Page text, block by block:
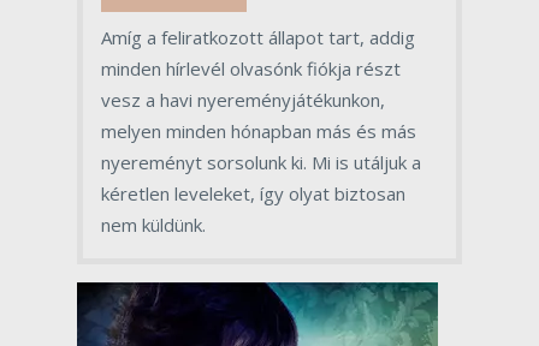
Amíg a feliratkozott állapot tart, addig
minden hírlevél olvasónk fiókja részt
vesz a havi nyereményjátékunkon,
melyen minden hónapban más és más
nyereményt sorsolunk ki. Mi is utáljuk a
kéretlen leveleket, így olyat biztosan
nem küldünk.